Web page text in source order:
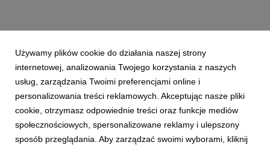
Używamy plików cookie do działania naszej strony
internetowej, analizowania Twojego korzystania z naszych
usług, zarządzania Twoimi preferencjami online i
personalizowania treści reklamowych. Akceptując nasze pliki
cookie, otrzymasz odpowiednie treści oraz funkcje mediów
społecznościowych, spersonalizowane reklamy i ulepszony
sposób przeglądania. Aby zarządzać swoimi wyborami, kliknij